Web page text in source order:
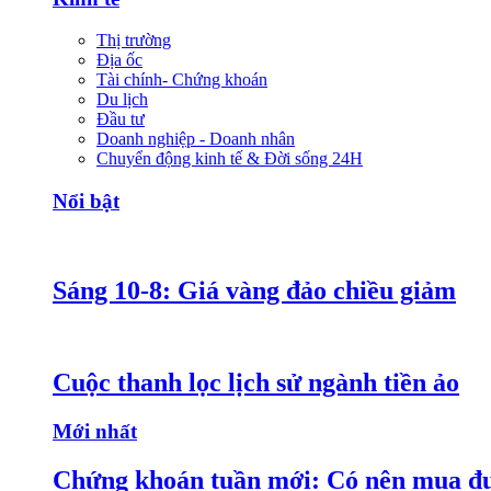
Thị trường
Địa ốc
Tài chính- Chứng khoán
Du lịch
Đầu tư
Doanh nghiệp - Doanh nhân
Chuyển động kinh tế & Đời sống 24H
Nổi bật
Sáng 10-8: Giá vàng đảo chiều giảm
Cuộc thanh lọc lịch sử ngành tiền ảo
Mới nhất
Chứng khoán tuần mới: Có nên mua